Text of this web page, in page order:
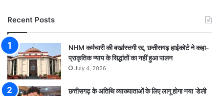
Recent Posts
NHM कर्मचारी की बर्खास्तगी रद्द, छत्तीसगढ़ हाईकोर्ट ने कहा-
प्राकृतिक न्याय के सिद्धांतों का नहीं हुआ पालन
July 4, 2026
छत्तीसगढ़ के अतिथि व्याख्याताओं के लिए लागू होगा नया ‘डेली